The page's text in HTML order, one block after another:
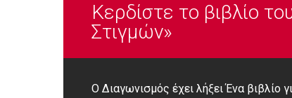
Κερδίστε τo βιβλίο
Στιγμών»
Ο Διαγωνισμός έχει λήξει Ένα βιβλίο